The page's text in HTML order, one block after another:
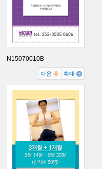
N15070010B
다운 확대